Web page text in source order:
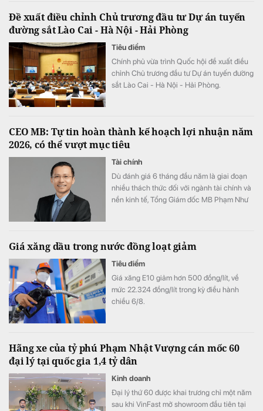
Đề xuất điều chỉnh Chủ trương đầu tư Dự án tuyến
đường sắt Lào Cai - Hà Nội - Hải Phòng
Tiêu điểm
Chính phủ vừa trình Quốc hội đề xuất điều
chỉnh Chủ trương đầu tư Dự án tuyến đường
sắt Lào Cai - Hà Nội - Hải Phòng.
CEO MB: Tự tin hoàn thành kế hoạch lợi nhuận năm
2026, có thể vượt mục tiêu
Tài chính
Dù đánh giá 6 tháng đầu năm là giai đoạn
nhiều thách thức đối với ngành tài chính và
nền kinh tế, Tổng Giám đốc MB Phạm Như
ra.
Giá xăng dầu trong nước đồng loạt giảm
Tiêu điểm
Giá xăng E10 giảm hơn 500 đồng/lít, về
mức 22.324 đồng/lít trong kỳ điều hành
chiều 6/8.
Hãng xe của tỷ phú Phạm Nhật Vượng cán mốc 60
đại lý tại quốc gia 1,4 tỷ dân
Kinh doanh
Đại lý thứ 60 được khai trương chỉ một năm
sau khi VinFast mở showroom đầu tiên tại